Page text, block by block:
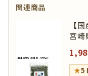
関連商品
【
宮崎
★5